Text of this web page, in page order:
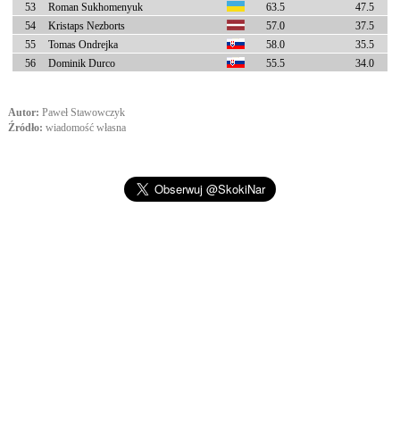
53
Roman Sukhomenyuk 63.5
47.5
54
Kristaps Nezborts 57.0
37.5
55
Tomas Ondrejka 58.0
35.5
56
Dominik Durco 55.5 34.0
Autor: Paweł Stawowczyk
Źródło: wiadomość własna